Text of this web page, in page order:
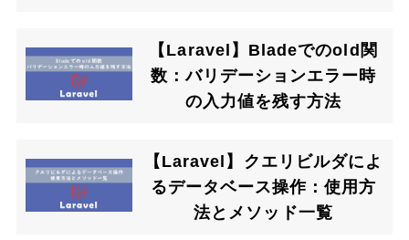
【Laravel】Bladeでのold関
数：バリデーションエラー時
の入力値を残す方法
【Laravel】クエリビルダによ
るデータベース操作：使用方
法とメソッド一覧